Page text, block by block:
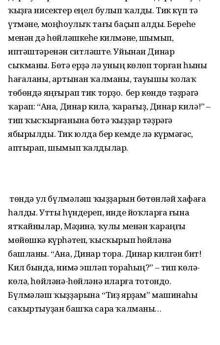
ҡыҙға нисектер еңел булып ҡалды. Тик күп тә
үтмәне, моңһоулыҡ тағы баҫып алды. Береһе
менән дә һөйләшкеһе килмәне, шымып,
иптәштәренән ситләште. Уйынан Динар
сыҡманы. Бөтә ерҙә лә уның көлөп торған һыны
һағаланы, артынан ҡалманы, тауышы ҡолаҡ
төбөндә яңғырап тик торҙо. Ә бер көндө тәҙрәгә
ҡарап: “Ана, Динар килә, ҡарағыҙ, Динар килә!” –
тип ҡысҡырғанына бөтә ҡыҙҙар тәҙрәгә
ябырылды. Тик юлда бер кемде лә күрмәгәс,
аптырап, шымып ҡалдылар.
Ә төндә ул бүлмәләш ҡыҙҙарын бөтөнләй хафаға
һалды. Утты һүндереп, инде йоҡлар­ға ғына
ятҡайнылар, Мәҙинә, ҡулы менән ҡараңғы
мөйөшкә күрһәтеп, ҡысҡырып һөйләнә
башланы. “Ана, Динар тора. Динар килгән бит!
Кил бында, нимә эшләп тораһың?” – тип көлә-
көлә, һөйләнә-һөйләнә иларға тотондо.
Бүлмәләш ҡыҙҙарына “Тиҙ ярҙам” машинаһы
саҡыртыу­ҙан башҡа сара ҡалманы…